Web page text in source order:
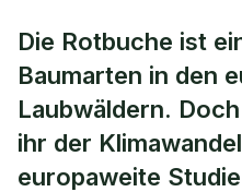
Klimawandel
Buchenwälder
Die Rotbuche ist
Baumarten in den
Laubwäldern.
ihr der
europaweite